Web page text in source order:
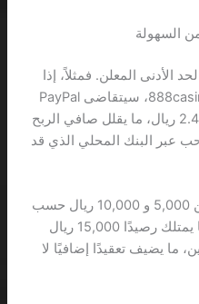
الأدنى المعلن. فمثلاً، إذا
دفعت 75 ريالًا عبر PayPal إلى 888casino، سيتقاضى PayPal
2.9% + 0.30 ريال، أي ما يعادل 2.48 ريال، ما يقلل صافي الربح
سحب عبر البنك المحلي الذي قد
ثانياً، حد السحب اليومي يتراوح بين 5,000 و 10,000 ريال حسب
تصنيف اللاعب، وهذا يعني أن لاعبًا يمتلك رصيدًا 15,000 ريال
يضيف تعقيدًا إضافيًا لا